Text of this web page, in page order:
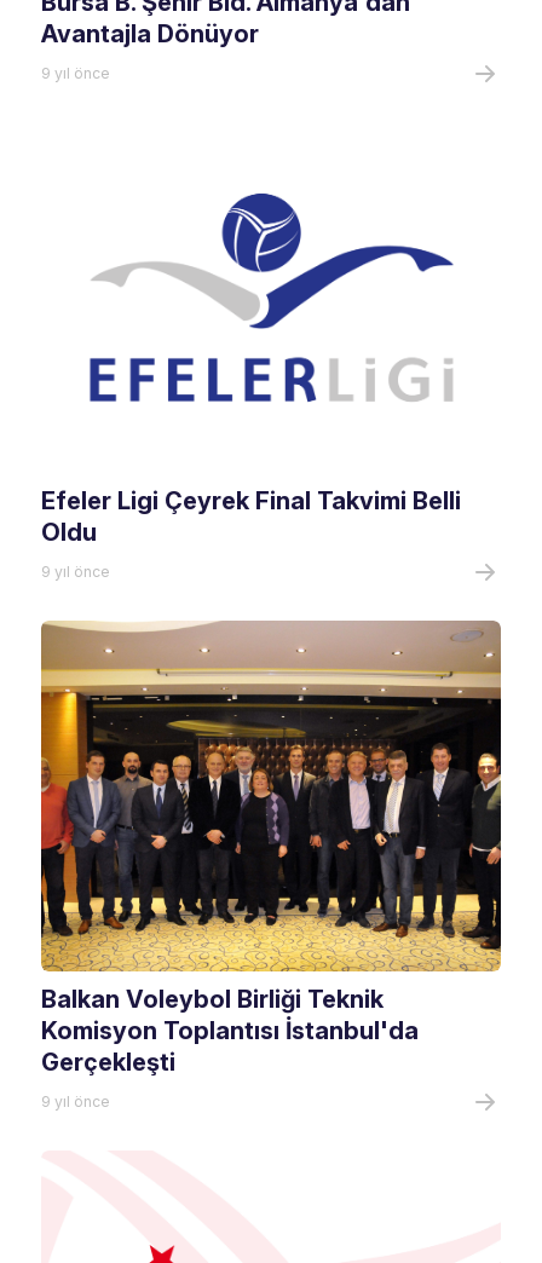
Avantajla Dönüyor
9 yıl önce
Efeler Ligi Çeyrek Final Takvimi Belli
Oldu
9 yıl önce
Balkan Voleybol Birliği Teknik
Komisyon Toplantısı İstanbul'da
Gerçekleşti
9 yıl önce